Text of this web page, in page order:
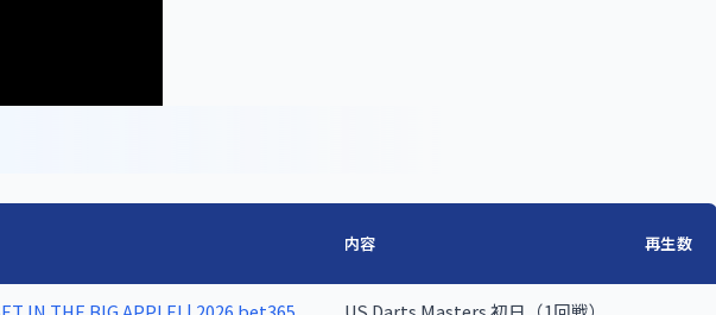
内容 再生数